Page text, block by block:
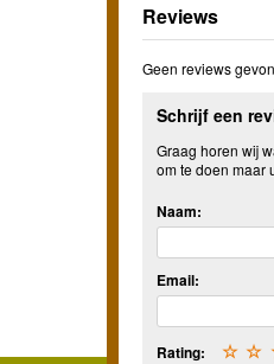
Reviews
Geen reviews
Schrijf een
Graag horen wij
om te doen maar
Naam:
Email:
Rating: ☆
☆